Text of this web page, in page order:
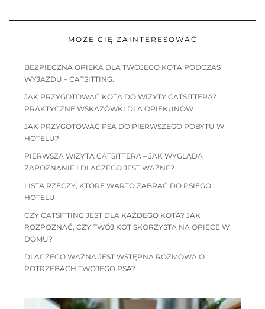
MOŻE CIĘ ZAINTERESOWAĆ
BEZPIECZNA OPIEKA DLA TWOJEGO KOTA PODCZAS
WYJAZDU – CATSITTING.
JAK PRZYGOTOWAĆ KOTA DO WIZYTY CATSITTERA?
PRAKTYCZNE WSKAZÓWKI DLA OPIEKUNÓW
JAK PRZYGOTOWAĆ PSA DO PIERWSZEGO POBYTU W
HOTELU?
PIERWSZA WIZYTA CATSITTERA – JAK WYGLĄDA
ZAPOZNANIE I DLACZEGO JEST WAŻNE?
LISTA RZECZY, KTÓRE WARTO ZABRAĆ DO PSIEGO
HOTELU
CZY CATSITTING JEST DLA KAŻDEGO KOTA? JAK
ROZPOZNAĆ, CZY TWÓJ KOT SKORZYSTA NA OPIECE W
DOMU?
DLACZEGO WAŻNA JEST WSTĘPNA ROZMOWA O
POTRZEBACH TWOJEGO PSA?